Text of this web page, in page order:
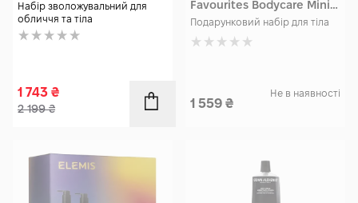
Набір зволожувальний для
обличчя та тіла
1 743 ₴
2 199₴
Favourites Bodycare Mini
Trio
Подарунковий набір для тіла
1 559 ₴
Не в наявності